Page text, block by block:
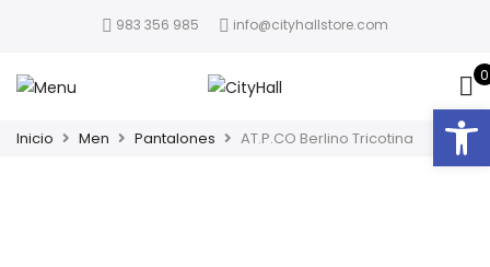
983 356 985 info@cityhallstore.com
0
Inicio Men Pantalones AT.P.CO Berlino Tricotina